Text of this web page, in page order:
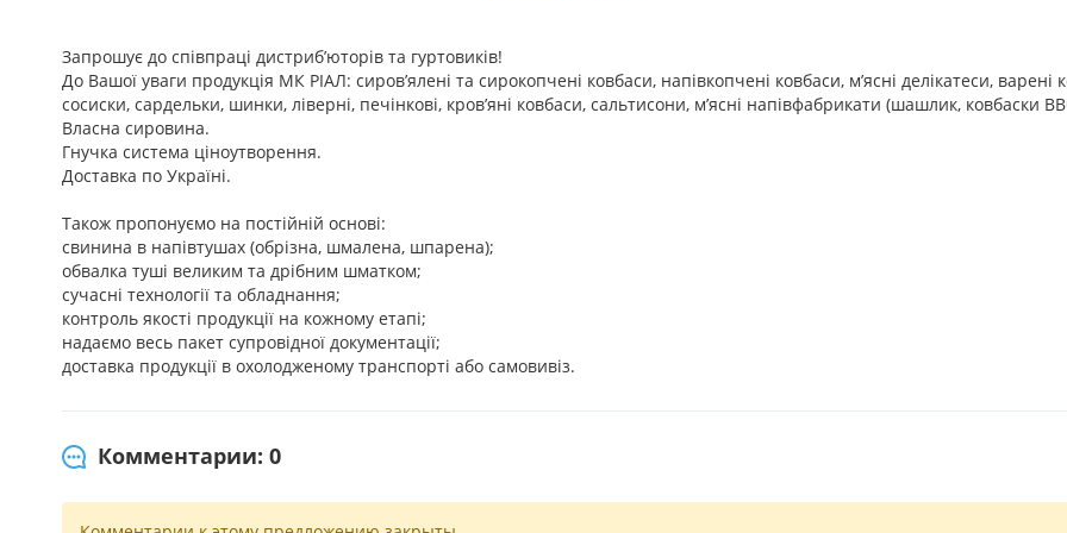
Запрошує до співпраці дистриб’юторів та гуртовиків!
До Вашої уваги продукція МК РІАЛ: сиров’ялені та сирокопчені ковбаси, напівкопчені ковбаси, м’ясні делікатеси, варені
сосиски, сардельки, шинки, ліверні, печінкові, кров’яні ковбаси, сальтисони, м’ясні напівфабрикати (шашлик, ковбаски
Власна сировина.
Гнучка система ціноутворення.
Доставка по Україні.
Також пропонуємо на постійній основі:
свинина в напівтушах (обрізна, шмалена, шпарена);
обвалка туші великим та дрібним шматком;
сучасні технології та обладнання;
контроль якості продукції на кожному етапі;
надаємо весь пакет супровідної документації;
доставка продукції в охолодженому транспорті або самовивіз.
Комментарии: 0